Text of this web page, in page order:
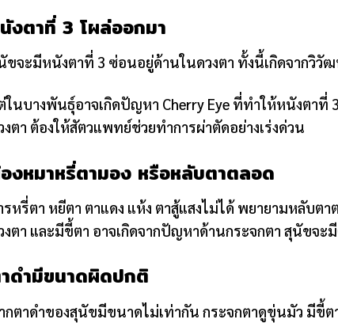
งตาที่ 3 โผล่ออกมา
ขจะมีหนังตาที่ 3 ซ่อนอยู่ด้านในดวงตา ทั้งนี้เกิดจากวิวัฒ
ในบางพันธุ์อาจเกิดปัญหา Cherry Eye ที่ทำให้หนังตา
งตา ต้องให้สัตวแพทย์ช่วยทำการผ่าตัดอย่างเร่งด่วน
งหมาหรี่ตามอง หรือหลับตาตลอด
รหรี่ตา หยีตา ตาแดง แห้ง ตาสู้แสงไม่ได้ พยายามหลับต
งตา และมีขี้ตา อาจเกิดจากปัญหาด้านกระจกตา สุนัข
ดำมีขนาดผิดปกติ
กตาดำของสุนัขมีขนาดไม่เท่ากัน กระจกตาดูขุ่นมัว มีขี้